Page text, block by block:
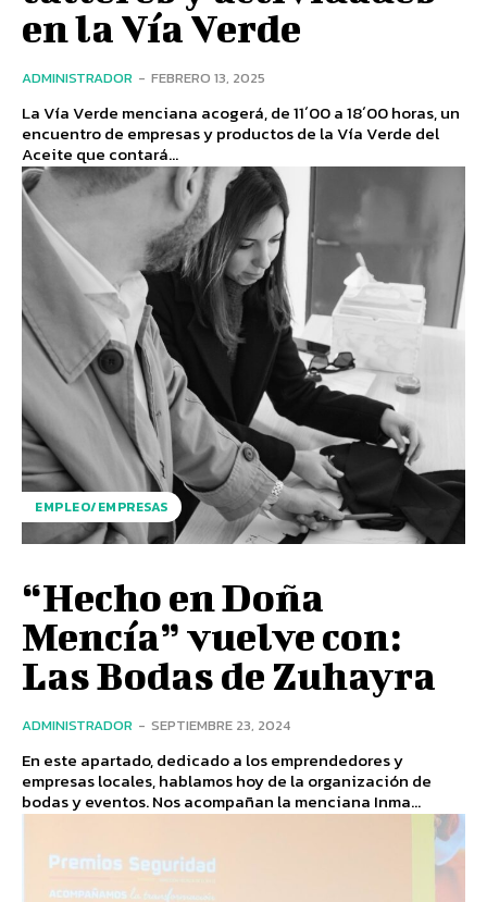
en la Vía Verde
ADMINISTRADOR - FEBRERO 13, 2025
La Vía Verde menciana acogerá, de 11´00 a 18´00 horas, un
encuentro de empresas y productos de la Vía Verde del
Aceite que contará...
EMPLEO/EMPRESAS
“Hecho en Doña
Mencía” vuelve con:
Las Bodas de Zuhayra
ADMINISTRADOR - SEPTIEMBRE 23, 2024
En este apartado, dedicado a los emprendedores y
empresas locales, hablamos hoy de la organización de
bodas y eventos. Nos acompañan la menciana Inma...